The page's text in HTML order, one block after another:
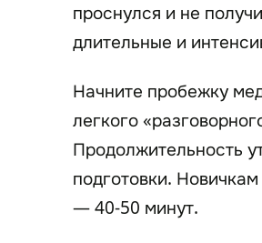
проснулся и не
длительные и
Начните пробежку
легкого
Продолжительность
подготовки.
— 40-50 минут.